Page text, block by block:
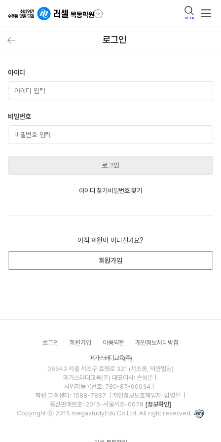
BETA
로그인
아이디
비밀번호
로그인
아이디 찾기 비밀번호 찾기
아직 회원이 아니신가요?
회원가입
로그인 회원가입 이용약관 개인정보처리방침
메가스터디교육(주)
06643 서울 서초구 효령로 321 (서초동, 덕원빌딩)
메가스터디교육(주) 대표이사: 손성은 |
사업자등록번호: 780-87-00034
학원 고객센터: 1588-7887
| 개인정보보호책임자: 김영무
통신판매번호: 2015-서울서초-0678 [정보확인]
Copyright ⓒ 2015 megastudyEdu.Co.Ltd. All right reserved.